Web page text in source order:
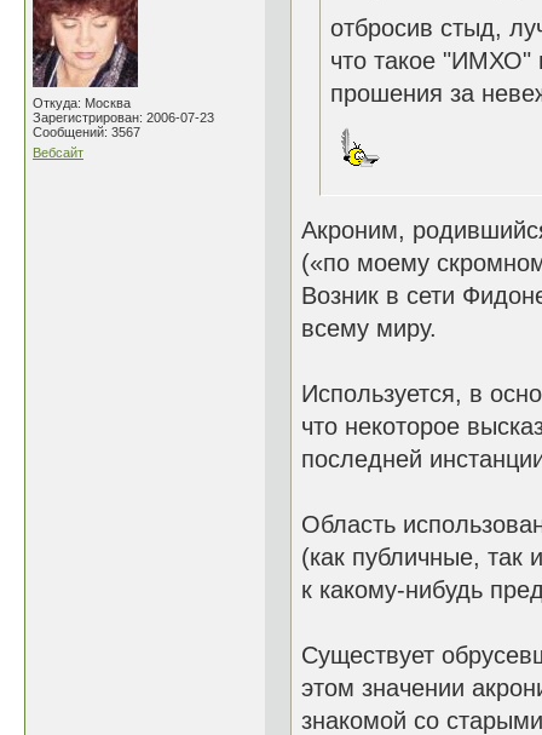
Откуда: Москва
Зарегистрирован: 2006-07-23
Сообщений: 3567
Вебсайт
отбросив стыд,
что такое "ИМХО"
прошения за
Акроним,
(«по моему
Возник в сети
всему миру.
Используется, в
что некоторое
последней
Область
(как публичные, так
к какому-нибудь
Существует
этом значении
знакомой со